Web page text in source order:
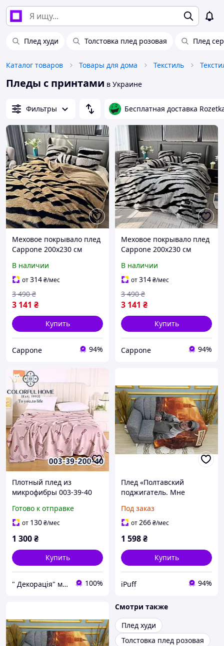
Плед худи Толстовка плед розовая Плед
Каталог товаров Товары для дома Текстиль
Пледы с принтами в Украине
Фильтры Бесплатная доставка
Меховое покрывало плед
Cappone 200х230 см
подушками 50х50 см
В наличии
от314₴/мес
3 141 ₴
3 490 ₴
Купить
Cappone 94%
Меховое покрывало плед
Cappone 200х230 см
подушками 50х50 см
В наличии
от314₴/мес
3 141 ₴
3 490 ₴
Купить
Cappone 94%
Плотный плед из
микрофибры 003-39-40
Colorful Home (в
ассортименте)
Готово к отправке
от 130₴/мес
1 300₴
Купить
" Декорація" магазин текстилю та декору для дому 100%
Плед «Полтавский
поджигатель. Мне
принт 1 Двухслойный с
печатью с обеих сторон,
Под заказ
от266₴/мес
1 598₴
Купить
iPuff 94%
Смотри также
Плед худи
Толстовка плед розовая